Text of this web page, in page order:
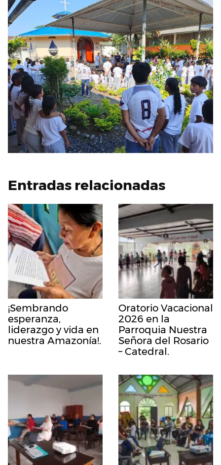
Entradas relacionadas
¡Sembrando
esperanza,
liderazgo y vida en
nuestra Amazonía!.
Oratorio Vacacional
2026 en la
Parroquia Nuestra
Señora del Rosario
– Catedral.